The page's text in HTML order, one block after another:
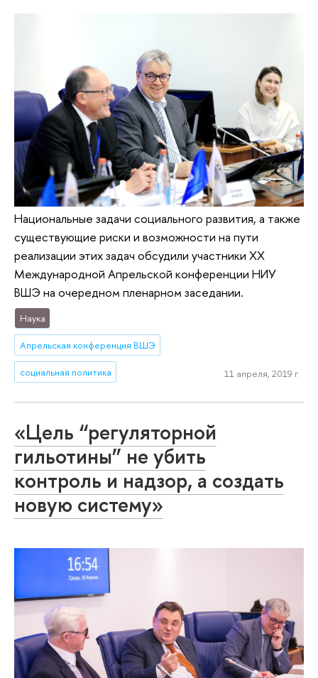
Национальные задачи социального развития, а также
существующие риски и возможности на пути
реализации этих задач обсудили участники ХХ
Международной Апрельской конференции НИУ
ВШЭ на очередном пленарном заседании.
Наука
Апрельская конференция ВШЭ
социальная политика 11 апреля, 2019 г.
«Цель “регуляторной
гильотины” не убить
контроль и надзор, а создать
новую систему»